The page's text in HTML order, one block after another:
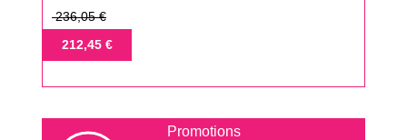
Prix
base
236,05 €
Prix212,45 €
Promotions